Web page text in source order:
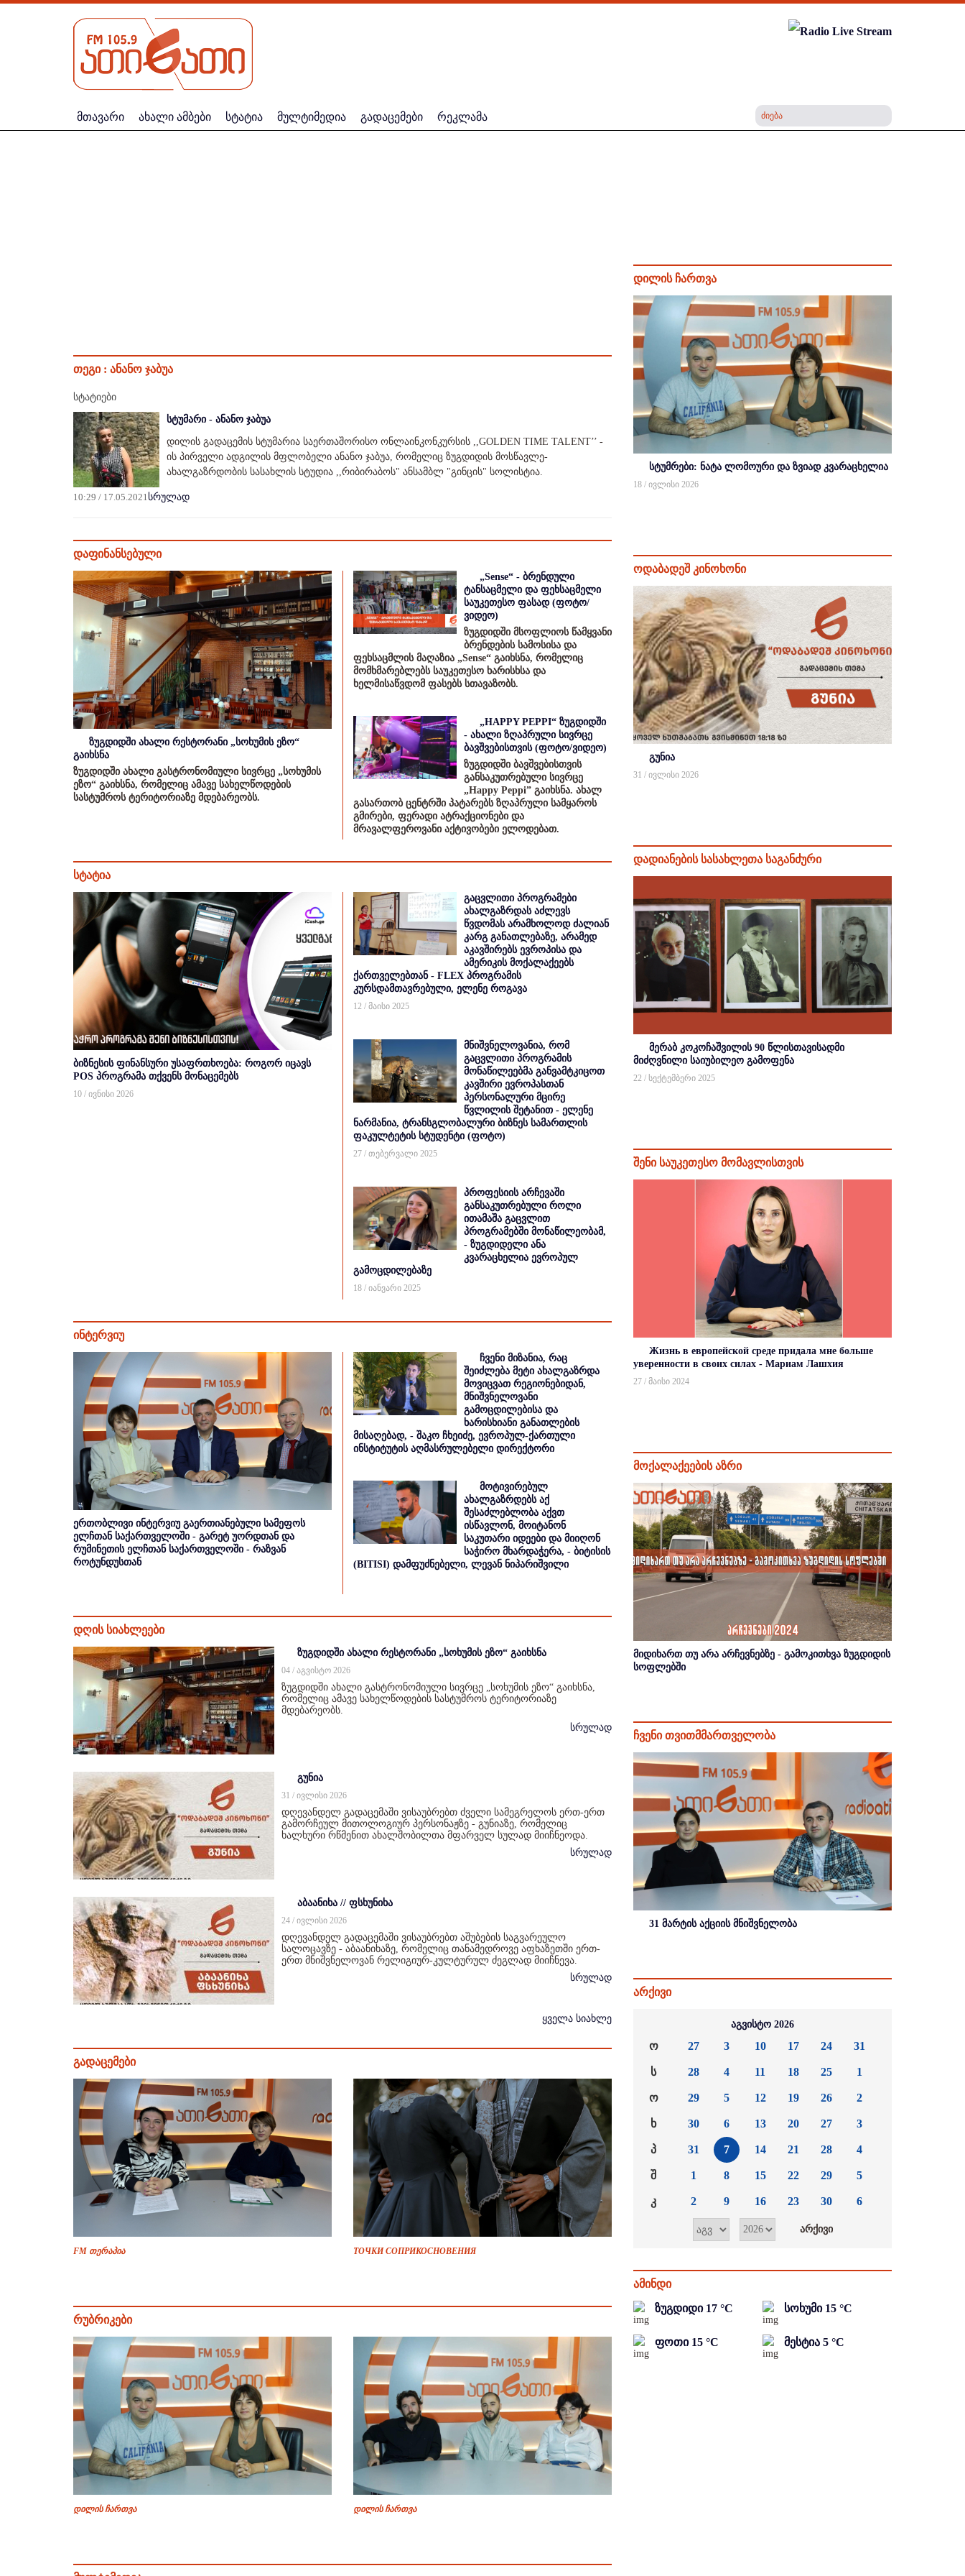
მთავარი ახალი ამბები სტატია მულტიმედია გადაცემები რეკლამა
თეგი : ანანო ჯაბუა
სტატიები
სტუმარი - ანანო ჯაბუა
დილის გადაცემის სტუმარია საერთაშორისო ონლაინკონკურსის ,,GOLDEN TIME TALENT’’ -
ის პირველი ადგილის მფლობელი ანანო ჯაბუა, რომელიც ზუგდიდის მოსწავლე-
ახალგაზრდობის სასახლის სტუდია ,,რიბირაბოს" ანსამბლ "გინცის" სოლისტია.
10:29 / 17.05.2021სრულად
დაფინანსებული
ზუგდიდში ახალი რესტორანი „სოხუმის ეზო“
გაიხსნა
ზუგდიდში ახალი გასტრონომიული სივრცე „სოხუმის
ეზო“ გაიხსნა, რომელიც ამავე სახელწოდების
სასტუმროს ტერიტორიაზე მდებარეობს.
„Sense“ - ბრენდული
ტანსაცმელი და ფეხსაცმელი
საუკეთესო ფასად (ფოტო/
ვიდეო)
ზუგდიდში მსოფლიოს წამყვანი
ბრენდების სამოსისა და
ფეხსაცმლის მაღაზია „Sense“ გაიხსნა, რომელიც
მომხმარებლებს საუკეთესო ხარისხსა და
ხელმისაწვდომ ფასებს სთავაზობს.
„HAPPY PEPPI“ ზუგდიდში
- ახალი ზღაპრული სივრცე
ბავშვებისთვის (ფოტო/ვიდეო)
ზუგდიდში ბავშვებისთვის
განსაკუთრებული სივრცე
„Happy Peppi” გაიხსნა. ახალ
გასართობ ცენტრში პატარებს ზღაპრული სამყაროს
გმირები, ფერადი ატრაქციონები და
მრავალფეროვანი აქტივობები ელოდებათ.
სტატია
ბიზნესის ფინანსური უსაფრთხოება: როგორ იცავს
POS პროგრამა თქვენს მონაცემებს
10 / ივნისი 2026
გაცვლითი პროგრამები
ახალგაზრდას აძლევს
წვდომას არამხოლოდ ძალიან
კარგ განათლებაზე, არამედ
აკავშირებს ევროპისა და
ამერიკის მოქალაქეებს
ქართველებთან - FLEX პროგრამის
კურსდამთავრებული, ელენე როგავა
12 / მაისი 2025
მნიშვნელოვანია, რომ
გაცვლითი პროგრამის
მონაწილეებმა განვამტკიცოთ
კავშირი ევროპასთან
პერსონალური მცირე
წვლილის შეტანით - ელენე
ნარმანია, ტრანსგლობალური ბიზნეს სამართლის
ფაკულტეტის სტუდენტი (ფოტო)
27 / თებერვალი 2025
პროფესიის არჩევაში
განსაკუთრებული როლი
ითამაშა გაცვლით
პროგრამებში მონაწილეობამ,
- ზუგდიდელი ანა
კვარაცხელია ევროპულ
გამოცდილებაზე
18 / იანვარი 2025
ინტერვიუ
ერთობლივი ინტერვიუ გაერთიანებული სამეფოს
ელჩთან საქართველოში - გარეტ უორდთან და
რუმინეთის ელჩთან საქართველოში - რაზვან
როტუნდუსთან
ჩვენი მიზანია, რაც
შეიძლება მეტი ახალგაზრდა
მოვიცვათ რეგიონებიდან,
მნიშვნელოვანი
გამოცდილებისა და
ხარისხიანი განათლების
მისაღებად, - შაკო ჩხეიძე, ევროპულ-ქართული
ინსტიტუტის აღმასრულებელი დირექტორი
მოტივირებულ
ახალგაზრდებს აქ
შესაძლებლობა აქვთ
ისწავლონ, მოიტანონ
საკუთარი იდეები და მიიღონ
საჭირო მხარდაჭერა, - ბიტისის
(BITISI) დამფუძნებელი, ლევან ნიპარიშვილი
დღის სიახლეები
ზუგდიდში ახალი რესტორანი „სოხუმის ეზო“ გაიხსნა
04 / აგვისტო 2026
ზუგდიდში ახალი გასტრონომიული სივრცე „სოხუმის ეზო“ გაიხსნა,
რომელიც ამავე სახელწოდების სასტუმროს ტერიტორიაზე
მდებარეობს.
სრულად
გუნია
31 / ივლისი 2026
დღევანდელ გადაცემაში ვისაუბრებთ ძველი სამეგრელოს ერთ-ერთ
გამორჩეულ მითოლოგიურ პერსონაჟზე - გუნიაზე, რომელიც
ხალხური რწმენით ახალშობილთა მფარველ სულად მიიჩნეოდა.
სრულად
აბაანიხა // ფსხუნიხა
24 / ივლისი 2026
დღევანდელ გადაცემაში ვისაუბრებთ აშუბების საგვარეულო
სალოცავზე - აბაანიხაზე, რომელიც თანამედროვე აფხაზეთში ერთ-
ერთ მნიშვნელოვან რელიგიურ-კულტურულ ძეგლად მიიჩნევა.
სრულად
ყველა სიახლე
გადაცემები
FM თერაპია ТОЧКИ СОПРИКОСНОВЕНИЯ
რუბრიკები
დილის ჩართვა დილის ჩართვა
დილის ჩართვა
სტუმრები: ნატა ლომოური და ზვიად კვარაცხელია
18 / ივლისი 2026
ოდაბადეშ კინოხონი
გუნია
31 / ივლისი 2026
დადიანების სასახლეთა საგანძური
მერაბ კოკოჩაშვილის 90 წლისთავისადმი
მიძღვნილი საიუბილეო გამოფენა
22 / სექტემბერი 2025
შენი საუკეთესო მომავლისთვის
Жизнь в европейской среде придала мне больше
уверенности в своих силах - Мариам Лашхия
27 / მაისი 2024
მოქალაქეების აზრი
მიდიხართ თუ არა არჩევნებზე - გამოკითხვა ზუგდიდის
სოფლებში
ჩვენი თვითმმართველობა
31 მარტის აქციის მნიშვნელობა
არქივი
აგვისტო 2026
ო
ს
ო
ხ
პ
შ
კ
27
28
29
30
31
1
2
3
4
5
6
7
8
9
10
11
12
13
14
15
16
17
18
19
20
21
22
23
24
25
26
27
28
29
30
31
1
2
3
4
5
6
ამინდი
ზუგდიდი 17 °C სოხუმი 15 °C
ფოთი 15 °C მესტია 5 °C